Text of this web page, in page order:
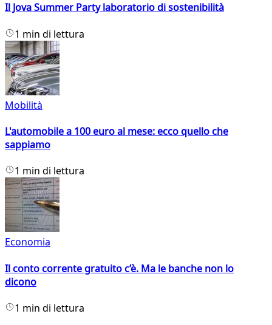
Il Jova Summer Party laboratorio di sostenibilità
1 min di lettura
Mobilità
L'automobile a 100 euro al mese: ecco quello che
sappiamo
1 min di lettura
Economia
Il conto corrente gratuito c’è. Ma le banche non lo
dicono
1 min di lettura